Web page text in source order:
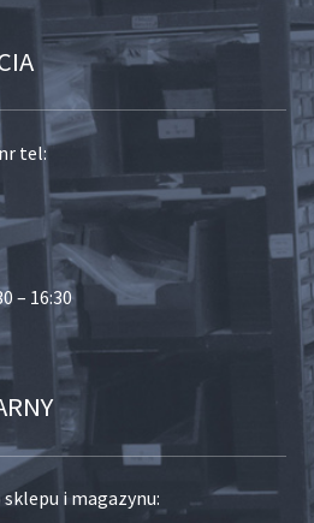
tel:
– 16:30
i magazynu: